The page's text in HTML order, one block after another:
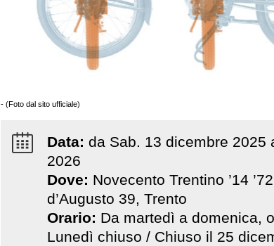
- (Foto dal sito ufficiale)
Data: da Sab. 13 dicembre 2025
2026
Dove: Novecento Trentino ’14
d’Augusto 39, Trento
Orario: Da martedì a domenica,
Lunedì chiuso / Chiuso il 25